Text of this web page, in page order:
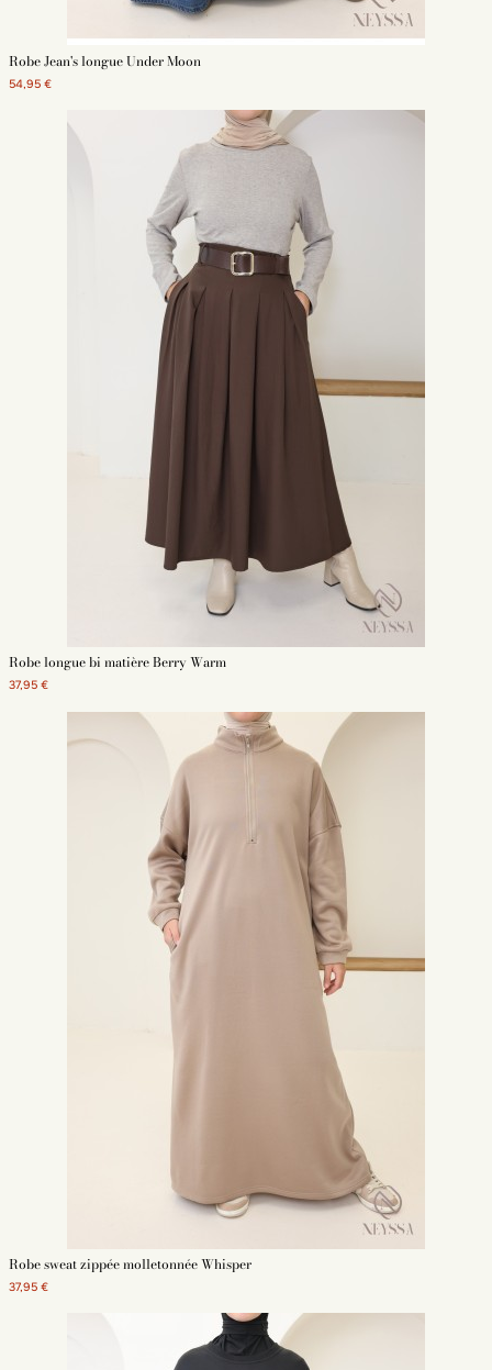
Robe Jean's longue Under Moon
54,95 €
Robe longue bi matière Berry Warm
37,95 €
Robe sweat zippée molletonnée Whisper
37,95 €